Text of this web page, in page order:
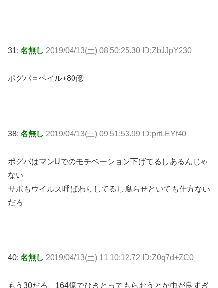
31: 名無し 2019/04/13(土) 08:50:25.30 ID:ZbJJpY230
ポグバ＝ベイル+80億
38: 名無し 2019/04/13(土) 09:51:53.99 ID:prtLEYf40
ポグバはマンUでのモチベーション下げてるしあるんじゃ
ない
サポもウイルス呼ばわりしてるし腐らせといても仕方ない
だろ
40: 名無し 2019/04/13(土) 11:10:12.72 ID:Z0q7d+ZC0
もう30だろ、164億でひきとってもらおうとか虫が良すぎ